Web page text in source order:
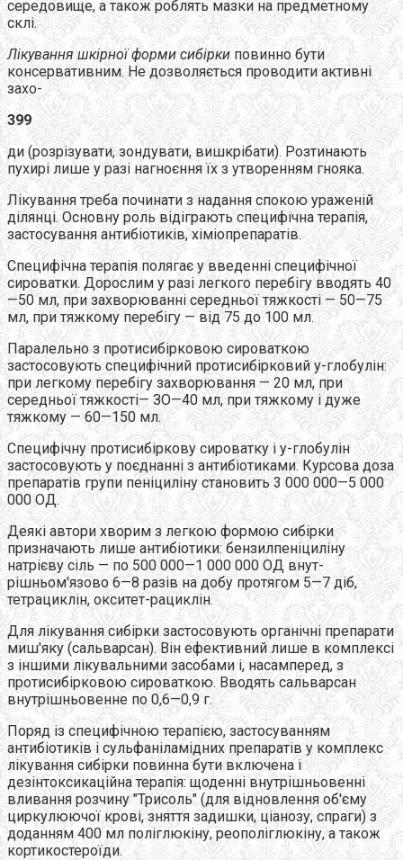
середовище, а також роблять мазки на предметному
склі.
Лікування шкірної форми сибірки повинно бути
консервативним. Не дозволяється проводити активні
захо-
399
ди (розрізувати, зондувати, вишкрібати). Розтинають
пухирі лише у разі нагноєння їх з утворенням гнояка.
Лікування треба починати з надання спокою ураженій
ділянці. Основну роль відіграють специфічна терапія,
застосування антибіотиків, хіміопрепаратів.
Специфічна терапія полягає у введенні специфічної
сироватки. Дорослим у разі легкого перебігу вводять 40
—50 мл, при захворюванні середньої тяжкості — 50—75
мл, при тяжкому перебігу — від 75 до 100 мл.
Паралельно з протисибірковою сироваткою
застосовують специфічний протисибірковий у-глобулін:
при легкому перебігу захворювання — 20 мл, при
середньої тяжкості— ЗО—40 мл, при тяжкому і дуже
тяжкому — 60—150 мл.
Специфічну протисибіркову сироватку і у-глобулін
застосовують у поєднанні з антибіотиками. Курсова доза
препаратів групи пеніциліну становить 3 000 000—5 000
000 ОД.
Деякі автори хворим з легкою формою сибірки
призначають лише антибіотики: бензилпеніциліну
натрієву сіль — по 500 000—1 000 000 ОД внут-
рішньом'язово 6—8 разів на добу протягом 5—7 діб,
тетрациклін, окситет-рациклін.
Для лікування сибірки застосовують органічні препарати
миш'яку (сальварсан). Він ефективний лише в комплексі
з іншими лікувальними засобами і, насамперед, з
протисибірковою сироваткою. Вводять сальварсан
внутрішньовенне по 0,6—0,9 г.
Поряд із специфічною терапією, застосуванням
антибіотиків і сульфаніламідних препаратів у комплекс
лікування сибірки повинна бути включена і
дезінтоксикаційна терапія: щоденні внутрішньовенні
вливання розчину "Трисоль" (для відновлення об'єму
циркулюючої крові, зняття задишки, ціанозу, спраги) з
доданням 400 мл поліглюкіну, реополіглюкіну, а також
кортикостероїди.